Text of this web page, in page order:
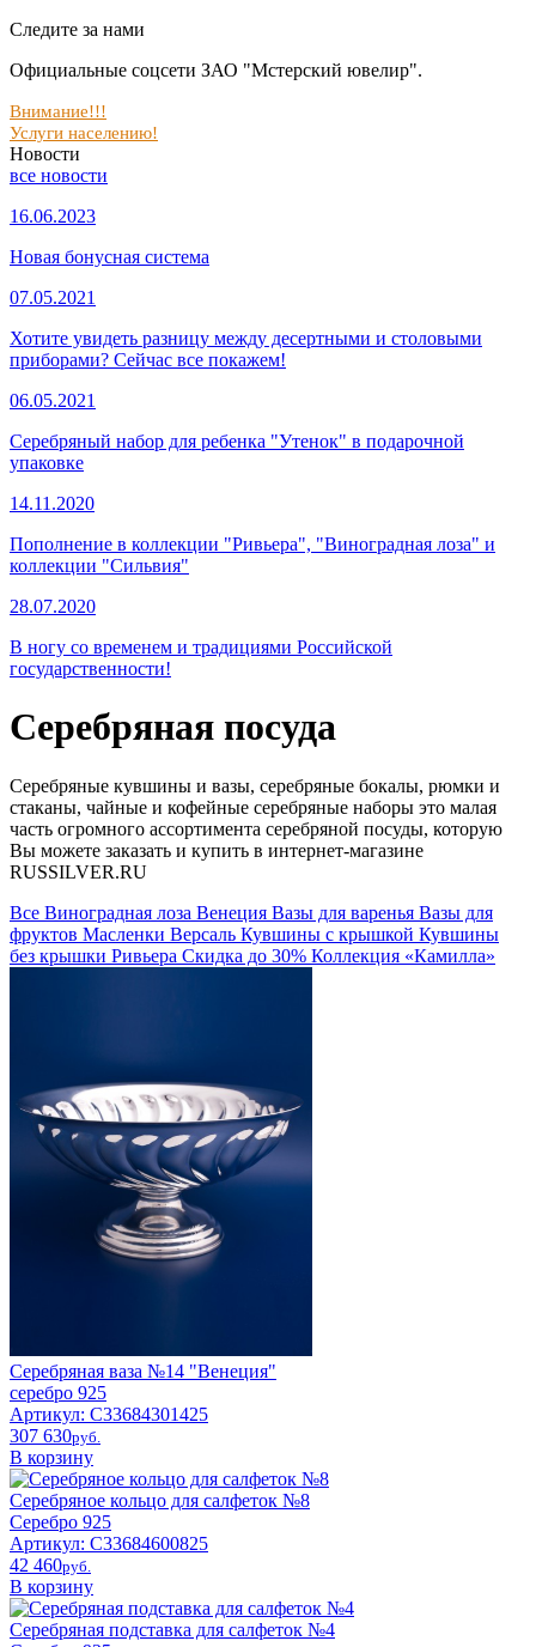
Следите за нами
Официальные соцсети ЗАО "Мстерский ювелир".
Внимание!!!
Услуги населению!
Новости
все новости
16.06.2023
Новая бонусная система
07.05.2021
Хотите увидеть разницу между десертными и столовыми
приборами? Сейчас все покажем!
06.05.2021
Серебряный набор для ребенка "Утенок" в подарочной
упаковке
14.11.2020
Пополнение в коллекции "Ривьера", "Виноградная лоза" и
коллекции "Сильвия"
28.07.2020
В ногу со временем и традициями Российской
государственности!
Серебряная посуда
Серебряные кувшины и вазы, серебряные бокалы, рюмки и
стаканы, чайные и кофейные серебряные наборы это малая
часть огромного ассортимента серебряной посуды, которую
Вы можете заказать и купить в интернет-магазине
RUSSILVER.RU
Все Виноградная лоза Венеция Вазы для варенья Вазы для
фруктов Масленки Версаль Кувшины с крышкой Кувшины
без крышки Ривьера Скидка до 30% Коллекция «Камилла»
Серебряная ваза №14 "Венеция"
серебро 925
Артикул: С33684301425
307 630pyб.
В корзину
Серебряное кольцо для салфеток №8
Серебро 925
Артикул: С33684600825
42 460pyб.
В корзину
Серебряная подставка для салфеток №4